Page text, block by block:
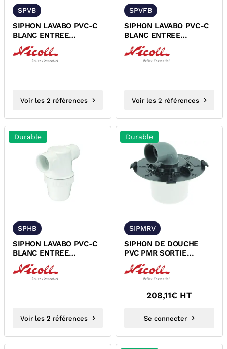
SPVB
SIPHON LAVABO PVC-C
BLANC ENTREE
VERTICALE A COLLER
NICOLL 1YFCB...
Voir les 2 références
SPVFB
SIPHON LAVABO PVC-C
BLANC ENTREE
VERTICALE NICOLL
1YFECB 1YHECB
Voir les 2 références
Durable
SPHB
SIPHON LAVABO PVC-C
BLANC ENTREE
HORIZONTAL A COLLER
NICOLL 1YF1CB...
Voir les 2 références
Durable
SIPMRV
SIPHON DE DOUCHE
PVC PMR SORTIE
VERTICALE A COLLER
NF NICOLL SIPMRV
208,11€ HT
Se connecter